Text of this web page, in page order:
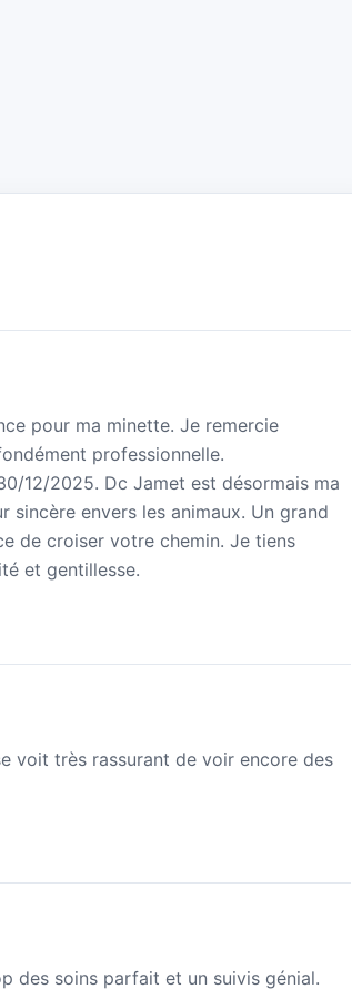
pour ma minette. Je remercie
professionnelle.
12/2025. Dc Jamet est désormais ma
sincère envers les animaux. Un grand
de croiser votre chemin. Je tiens
et gentillesse.
voit très rassurant de voir encore des
des soins parfait et un suivis génial.